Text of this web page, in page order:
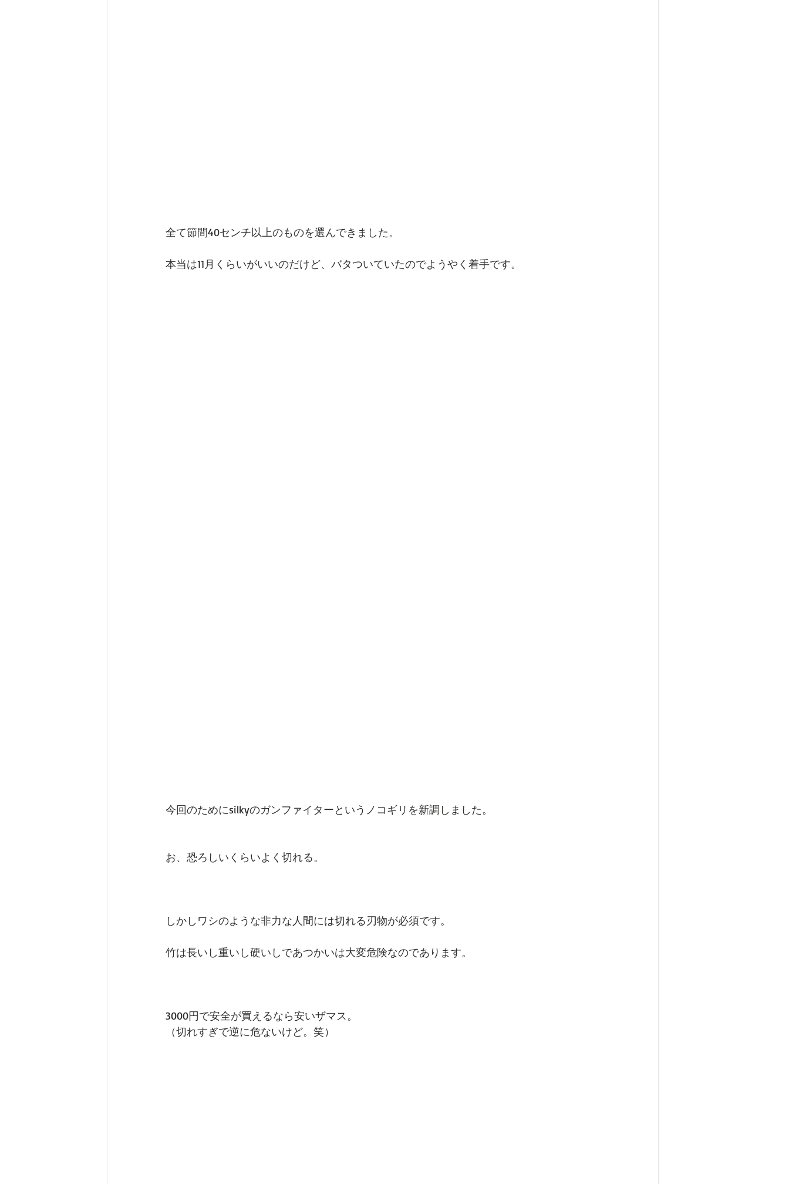
全て節間40センチ以上のものを選んできました。
本当は11月くらいがいいのだけど、バタついていたのでようやく着手です。
今回のためにsilkyのガンファイターというノコギリを新調しました。
お、恐ろしいくらいよく切れる。
しかしワシのような非力な人間には切れる刃物が必須です。
竹は長いし重いし硬いしであつかいは大変危険なのであります。
3000円で安全が買えるなら安いザマス。
（切れすぎで逆に危ないけど。笑）